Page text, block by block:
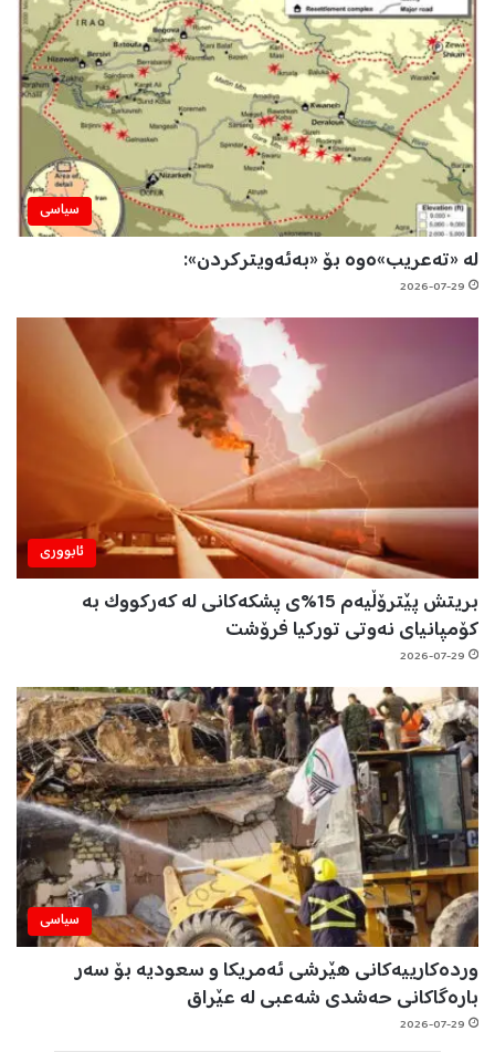
سیاسی
لە «تەعریب»ەوە بۆ «بەئەویترکردن»:
2026-07-29
ئابووری
بریتش پێترۆڵیەم 15%ی پشکەکانی لە کەرکووک بە
کۆمپانیای نەوتی تورکیا فرۆشت
2026-07-29
سیاسی
وردەکارییەکانی هێرشی ئەمریکا و سعودیە بۆ سەر
بارەگاکانی حەشدی شەعبی لە عێراق
2026-07-29